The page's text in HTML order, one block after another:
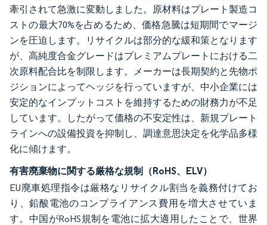
牽引されて急激に変動しました。原材料はプレート製造コ
ストの最大70%を占めるため、価格急騰は短期間でマージ
ンを圧迫します。リサイクルは部分的な緩和策となります
が、高純度合金グレードはプレミアムプレートにおける二
次原料配合比を制限します。メーカーは長期契約と先物ポ
ジションによってヘッジを行っていますが、中小企業には
安定的なインプットコストを維持するための財務力が不足
しています。したがって価格の不安定性は、新規プレート
ラインへの設備投資を抑制し、調達意思決定を化学品多様
化に傾けます。
有害廃棄物に関する厳格な規制（RoHS、ELV）
EU廃車処理指令は厳格なリサイクル割当を義務付けてお
り、鉛酸電池のコンプライアンス費用を増大させていま
す。中国がRoHS規制を電池に拡大適用したことで、世界